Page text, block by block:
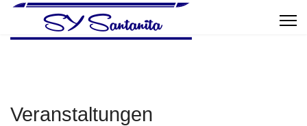
Veranstaltungen